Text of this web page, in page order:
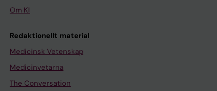
Om KI
Redaktionellt material
Medicinsk Vetenskap
Medicinvetarna
The Conversation